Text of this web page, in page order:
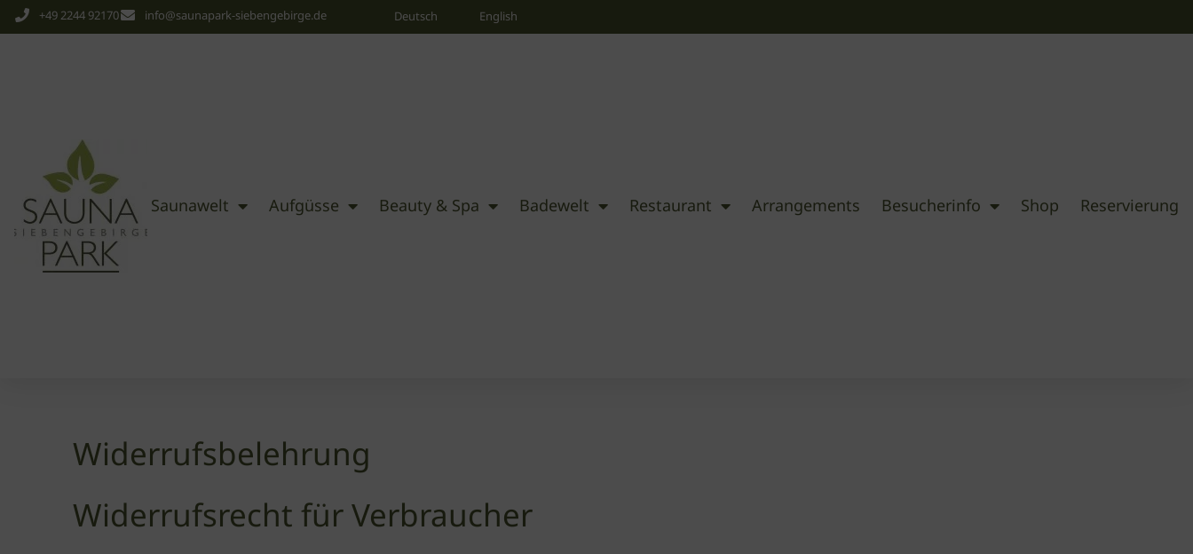
+49 2244 92170 info@saunapark-siebengebirge.de Deutsch English
Saunawelt Aufgüsse Beauty & Spa Badewelt Restaurant Arrangements Besucherinfo Shop Reservierung
Widerrufsbelehrung
Widerrufsrecht für Verbraucher